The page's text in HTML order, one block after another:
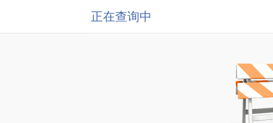
正在查询中